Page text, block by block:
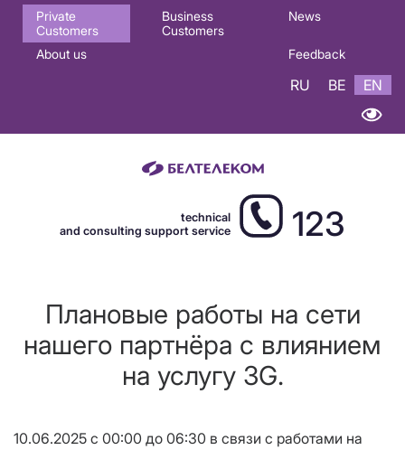
Основная
навигация
Private
Customers
Business
Customers
News
About us Feedback
RU BE EN
technical
and consulting support service
123
Плановые работы на сети
нашего партнёра с влиянием
на услугу 3G.
10.06.2025 с 00:00 до 06:30 в связи с работами на